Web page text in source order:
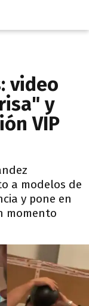
video
y
VIP
a modelos de
y pone en
momento